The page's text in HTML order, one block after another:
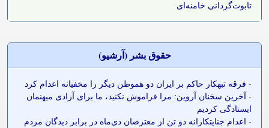
تابوت‌گردانی خامنه‌ای
حقوق بشر (آرشيو)
- فرقه تبهکار حاکم بر ایران دو هموطن دیگر را مخفیانه اعدام کرد
- آخرین سخنان آروین: مرا فراموش نکنید، ما برای آزادی میهنمان
ایستادگی کردیم
- اعدام جنایتکارانه دو تن از معترضان دی‌ماه در برابر دیدگان مردم